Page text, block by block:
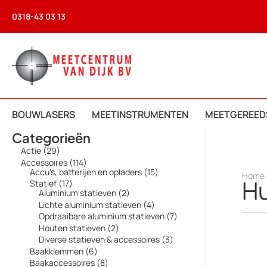
naar
de
inhoud
0318-43 03 13
BOUWLASERS MEETINSTRUMENTEN
Categorieën
Actie 292
9
p
r
o
d
u
c
t
e
n
Accessoires 1141
1
4
p
r
o
d
u
c
e
Accu's, batterijen en opladers 151
5
d
c
Statief 171
7
p
r
o
d
u
c
t
Aluminium statieven 22
p
r
o
u
Lichte aluminium statieven 44
p
r
d
Opdraaibare aluminium statieven 77
p
Houten statieven 22
p
r
Diverse statieven & accessoires 33
p
Baakklemmen 66
p
Baakaccessoires 88
Home